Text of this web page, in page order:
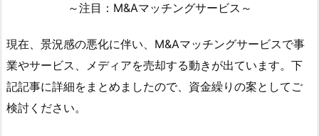
～注目：M&Aマッチングサービス～
現在、景況感の悪化に伴い、M&Aマッチングサービスで事
業やサービス、メディアを売却する動きが出ています。下
記記事に詳細をまとめましたので、資金繰りの案としてご
検討ください。